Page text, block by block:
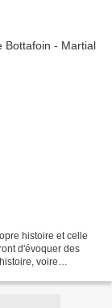
histoire et celle
d'évoquer des
voire